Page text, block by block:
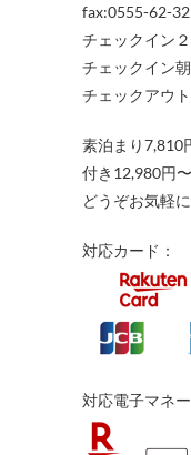
fax:0555-62-
チェックイン
チェックイン
チェックアウ
素泊まり7,810
付き12,980円〜
どうぞお気軽
対応カード：
対応電子マネー